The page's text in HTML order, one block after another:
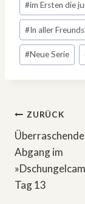
#im Ersten die
#In aller
#Neue Serie
ZURÜCK
Abgang im
Tag 13